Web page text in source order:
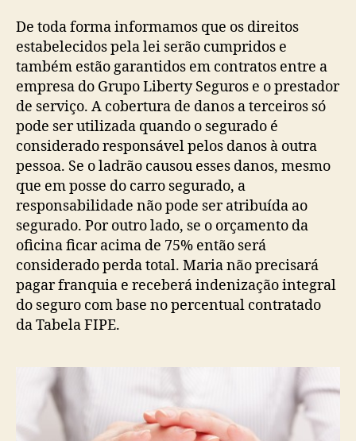
De toda forma informamos que os direitos
estabelecidos pela lei serão cumpridos e
também estão garantidos em contratos entre a
empresa do Grupo Liberty Seguros e o prestador
de serviço. A cobertura de danos a terceiros só
pode ser utilizada quando o segurado é
considerado responsável pelos danos à outra
pessoa. Se o ladrão causou esses danos, mesmo
que em posse do carro segurado, a
responsabilidade não pode ser atribuída ao
segurado. Por outro lado, se o orçamento da
oficina ficar acima de 75% então será
considerado perda total. Maria não precisará
pagar franquia e receberá indenização integral
do seguro com base no percentual contratado
da Tabela FIPE.